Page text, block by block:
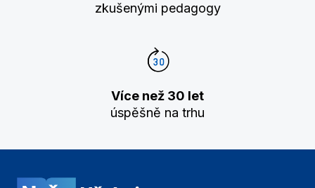
zkušenými pedagogy
Více než 30 let
úspěšně na trhu